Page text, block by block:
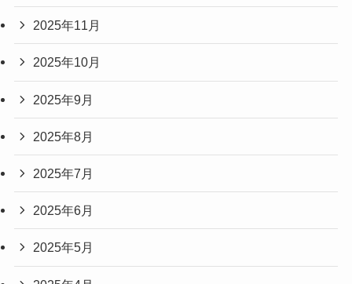
2025年11月
2025年10月
2025年9月
2025年8月
2025年7月
2025年6月
2025年5月